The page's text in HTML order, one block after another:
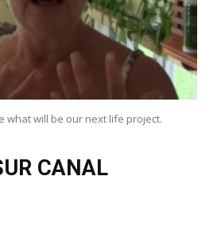
what will be our next life project.
CANAL